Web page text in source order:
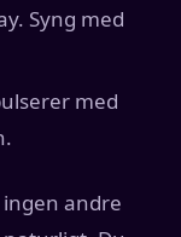
Syng med
med
ingen andre